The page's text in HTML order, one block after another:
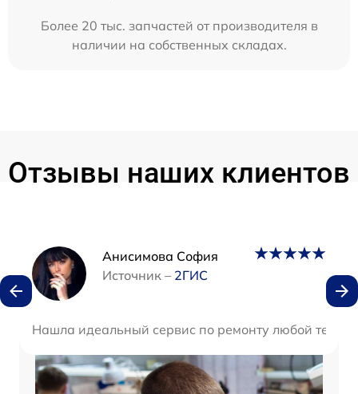
Более 20 тыс. запчастей от производителя в
наличии на собственных складах.
Отзывы наших клиентов
Анисимова София
Источник – 2ГИС
Нашла идеальный сервис по ремонту любой
Наши мастера